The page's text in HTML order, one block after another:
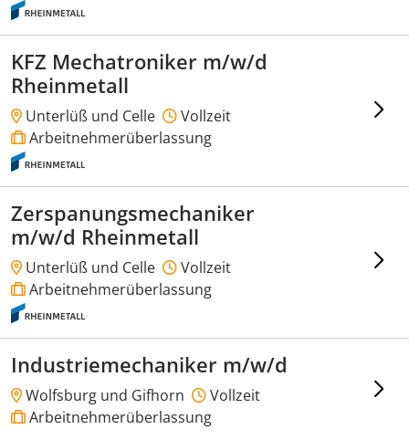
KFZ Mechatroniker m/w/d
Rheinmetall
Unterlüß und Celle
Vollzeit
Arbeitnehmerüberlassung
Zerspanungsmechaniker
m/w/d Rheinmetall
Unterlüß und Celle
Vollzeit
Arbeitnehmerüberlassung
Industriemechaniker m/w/d
Wolfsburg und Gifhorn
Vollzeit
Arbeitnehmerüberlassung